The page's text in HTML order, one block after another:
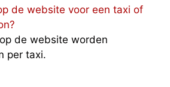
de website voor een taxi of
de website worden
per taxi.